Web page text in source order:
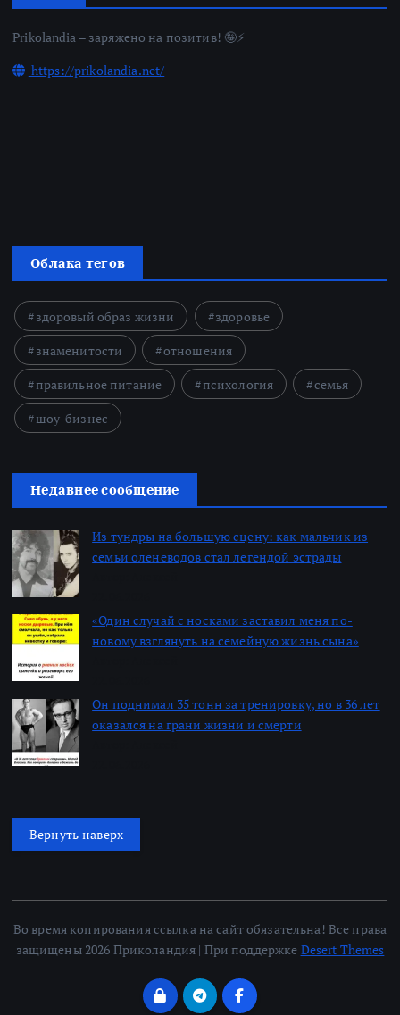
Prikolandia – заряжено на позитив! 🤪⚡
https://prikolandia.net/
Облака тегов
здоровый образ жизни
здоровье
знаменитости
отношения
правильное питание
психология
семья
шоу-бизнес
Недавнее сообщение
Из тундры на большую сцену: как мальчик из
семьи оленеводов стал легендой эстрады
«Один случай с носками заставил меня по-
новому взглянуть на семейную жизнь сына»
Он поднимал 35 тонн за тренировку, но в 36 лет
оказался на грани жизни и смерти
Вернуть наверх
Во время копирования ссылка на сайт обязательна! Все права
защищены 2026 Приколандия | При поддержке Desert Themes